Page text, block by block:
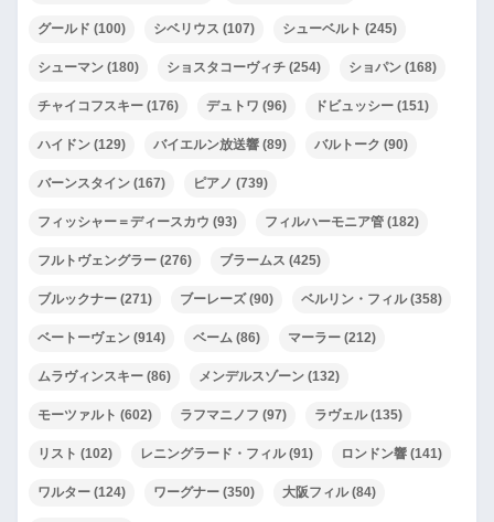
グールド (100) シベリウス (107) シューベルト (245)
シューマン (180) ショスタコーヴィチ (254) ショパン (168)
チャイコフスキー (176) デュトワ (96) ドビュッシー (151)
ハイドン (129) バイエルン放送響 (89) バルトーク (90)
バーンスタイン (167) ピアノ (739)
フィッシャー＝ディースカウ (93) フィルハーモニア管 (182)
フルトヴェングラー (276) ブラームス (425)
ブルックナー (271) ブーレーズ(90) ベルリン・フィル(358)
ベートーヴェン (914) ベーム (86) マーラー (212)
ムラヴィンスキー (86) メンデルスゾーン (132)
モーツァルト (602) ラフマニノフ (97) ラヴェル(135)
リスト (102) レニングラード・フィル(91) ロンドン響 (141)
ワルター (124) ワーグナー (350) 大阪フィル(84)